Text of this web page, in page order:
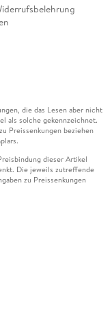
die das Lesen aber nicht
als solche gekennzeichnet.
Preissenkungen beziehen
dieser Artikel
Die jeweils zutreffende
zu Preissenkungen